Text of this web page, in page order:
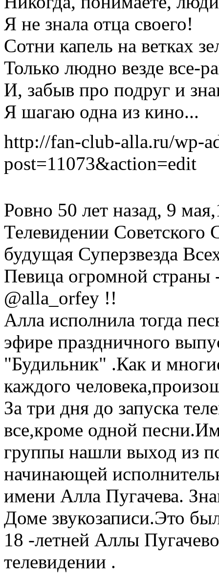
Я не знала отца своего!
Сотни капель на ветках
Только людно везде все-
И, забыв про подруг и
Я шагаю одна из кино...
http://fan-club-alla.ru/wp-
post=11073&action=edit
Ровно 50 лет назад, 9
Телевидении
будущая Суперзвезда
Певица огромной
@alla_orfey !!
Алла исполнила тогда
эфире праздничного
"Будильник" .Как и
каждого
За три дня до запуска
все,кроме одной
группы нашли выход из
начинающей
имени Алла Пугачева.
Доме звукозаписи.Это
18 -летней Аллы
телевидении .